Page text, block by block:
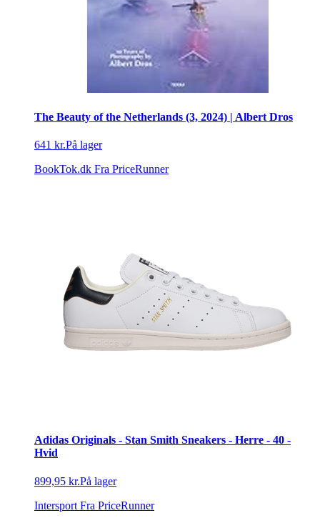
The Beauty of the Netherlands (3, 2024) | Albert Dros
641 kr.På lager
BookTok.dk Fra PriceRunner
Adidas Originals - Stan Smith Sneakers - Herre - 40 -
Hvid
899,95 kr.På lager
Intersport Fra PriceRunner